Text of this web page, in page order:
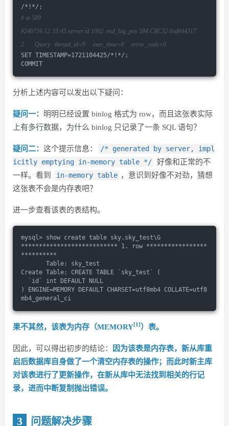
/*!*/;
# at 509
#240716 12:33:45 server id 1002  end_log_pos 584 CRC32 0xd044317
2       Query   thread_id=9     exec_time=0     error_code=0
SET TIMESTAMP=1721104425/*!*/;
COMMIT
分析上述内容可以发出以下疑问：
疑问一：
明明已经设置 binlog 格式为 row，而且这张表实际
上有多行数据，为什么 binlog 只记录了一条 SQL 语句？
疑问二： 这个提示信息：
/* generated by server, impl
icitly emptying in-memory table */
好像和正常的不
一样。看到
in-memory table ，意识到好像不对劲，猜想
这张表不会是内存表吧？
进一步查看该表的表结构。
mysql> show create table sky.sky_test\G
*************************** 1. row *****************
**********
Table: sky_test
Create Table: CREATE TABLE `sky_test` (
`id` int DEFAULT NULL
) ENGINE=MEMORY DEFAULT CHARSET=utf8mb4 COLLATE=utf8
mb4_general_ci
果不其然，该表为内存（MEMORY[1] ）表。
因此，可以得出初步的结论：
因为该表是内存表，新从库重
启后数据库自身做了一个清空内存表的操作；而此时新主库
对该表进行了更新操作，在新从库中无法找到相关的行记
录，进而中断复制抛出错误。
3 问题解决步骤